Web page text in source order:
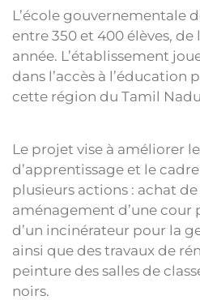
L’école gouvernementale
entre 350 et 400 élèves, de
année. L’établissement
dans l’accès à l’éducation
cette région du Tamil
Le projet vise à améliorer
d’apprentissage et le
plusieurs actions : achat
aménagement d’une cour
d’un incinérateur pour la
ainsi que des travaux de
peinture des salles de
noirs.